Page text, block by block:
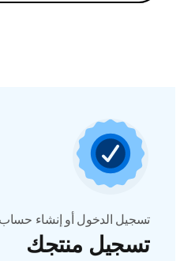
تسجيل الدخول أو إنشاء حساب
تسجيل منتجك